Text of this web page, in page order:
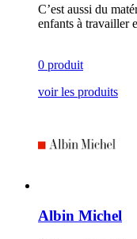
C’est aussi du
enfants à travailler
0 produit
voir les produits
Albin Michel